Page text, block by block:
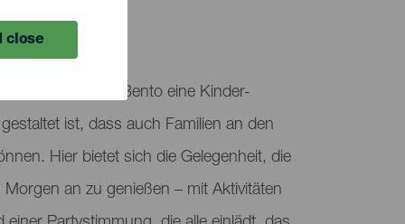
close
Plaza Leoncio Bento eine Kinder-
ist, dass auch Familien an den
Hier bietet sich die Gelegenheit, die
an zu genießen – mit Aktivitäten